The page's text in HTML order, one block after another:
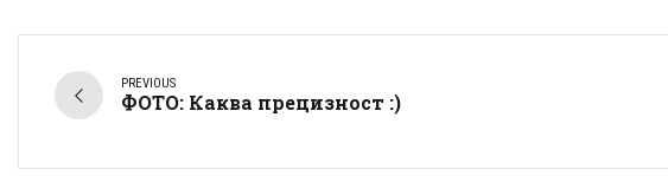
PREVIOUS
ФОТО: Каква прецизност :)